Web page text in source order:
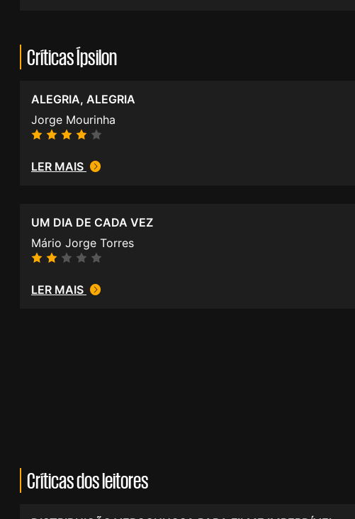
Críticas Ípsilon
ALEGRIA, ALEGRIA
Jorge Mourinha
LER MAIS
UM DIA DE CADA VEZ
Mário Jorge Torres
LER MAIS
Críticas dos leitores